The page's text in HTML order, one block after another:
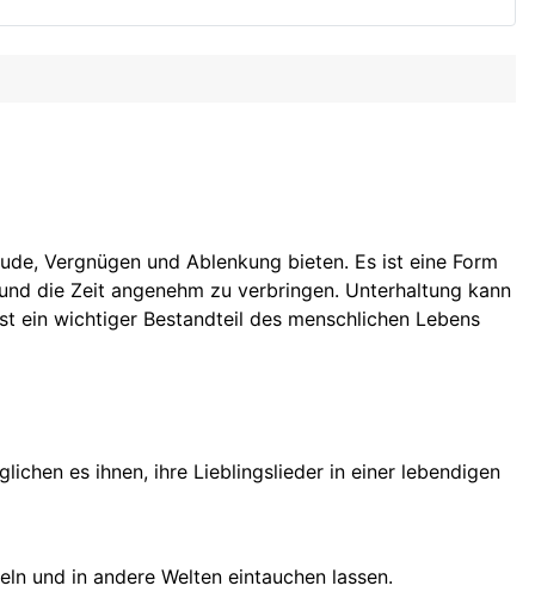
Vergnügen und Ablenkung bieten. Es ist eine Form
die Zeit angenehm zu verbringen. Unterhaltung kann
ein wichtiger Bestandteil des menschlichen Lebens
es ihnen, ihre Lieblingslieder in einer lebendigen
und in andere Welten eintauchen lassen.